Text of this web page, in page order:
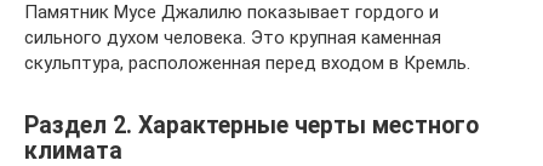
Памятник Мусе Джалилю показывает гордого и
сильного духом человека. Это крупная каменная
скульптура, расположенная перед входом в Кремль.
Раздел 2. Характерные черты местного
климата